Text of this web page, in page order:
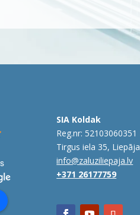
SIA Koldak
Reg.nr: 52103060351
Tirgus iela 35, Liepāja
info@zaluziliepaja.lv
+371 26177759